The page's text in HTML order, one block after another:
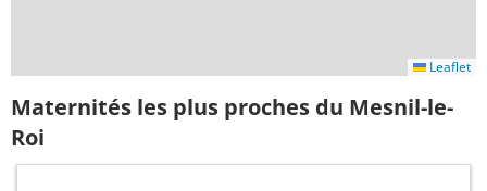
Leaflet
Maternités les plus proches du Mesnil-le-
Roi